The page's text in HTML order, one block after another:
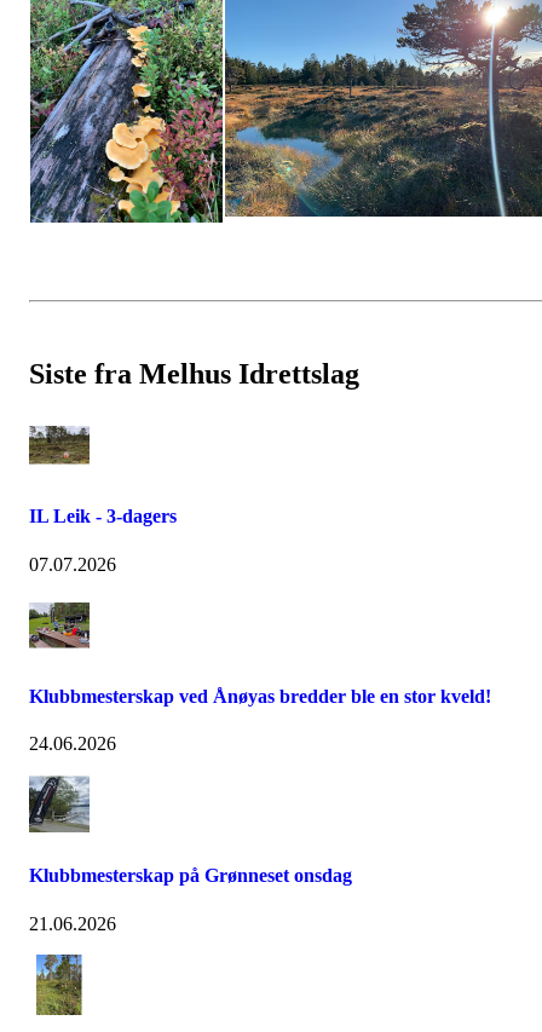
Siste fra Melhus Idrettslag
IL Leik - 3-dagers
07.07.2026
Klubbmesterskap ved Ånøyas bredder ble en stor kveld!
24.06.2026
Klubbmesterskap på Grønneset onsdag
21.06.2026